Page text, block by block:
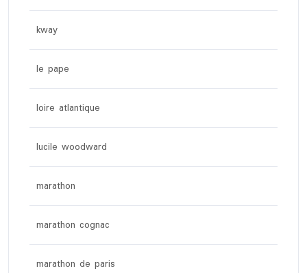
kway
le pape
loire atlantique
lucile woodward
marathon
marathon cognac
marathon de paris